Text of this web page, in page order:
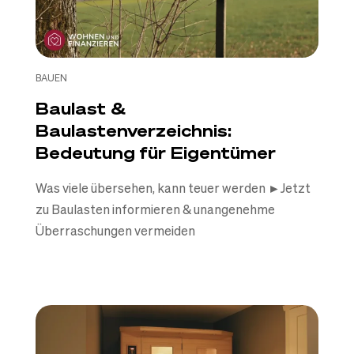
BAUEN
Baulast &
Baulastenverzeichnis:
Bedeutung für Eigentümer
Was viele übersehen, kann teuer werden ►Jetzt
zu Baulasten informieren & unangenehme
Überraschungen vermeiden